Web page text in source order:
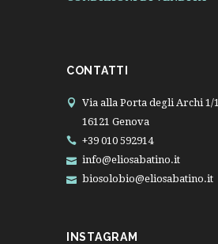
CONTATTI
Via alla Porta degli Archi 1/1
16121 Genova
+39 010 592914
info@eliosabatino.it
biosolobio@eliosabatino.it
INSTAGRAM